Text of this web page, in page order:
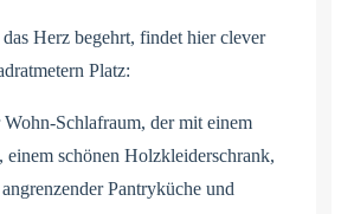
Herz begehrt, findet hier clever
Platz:
Schlafraum, der mit einem
einem schönen Holzkleiderschrank,
Pantryküche und